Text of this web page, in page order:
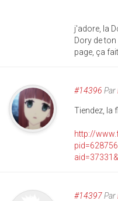
j'adore, la
Dory de
page, ça
#14396 Par
Tiendez, la
http://
#14397Par